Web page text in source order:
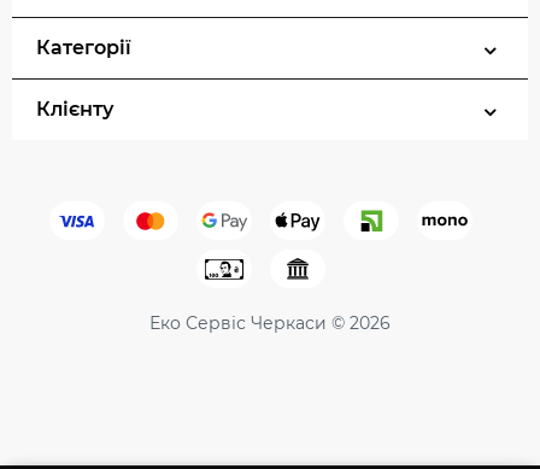
Категорії
Клієнту
Еко Сервіс Черкаси © 2026